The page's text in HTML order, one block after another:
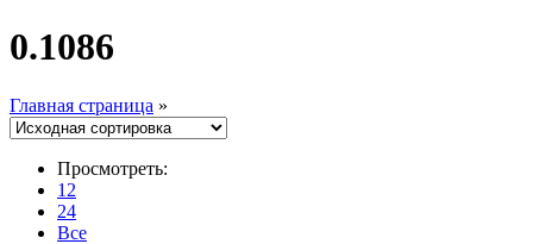
0.1086
Главная страница »
Просмотреть:
12
24
Все